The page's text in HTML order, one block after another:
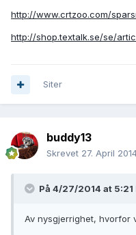
http://www.crtzoo.com/
http://shop.textalk.se/se/
Siter
buddy13
Skrevet 27. April
På 4/27/2014 at
Av nysgjerrighet, hvorfor